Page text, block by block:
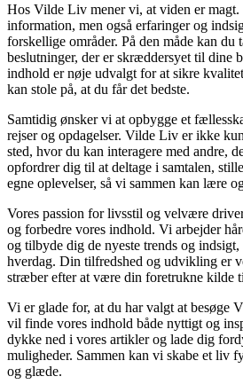
Hos Vilde Liv mener vi, at viden er
information, men også erfaringer og
forskellige områder. På den måde kan du
beslutninger, der er skræddersyet til dine
indhold er nøje udvalgt for at sikre
kan stole på, at du får det bedste.
Samtidig ønsker vi at opbygge et
rejser og opdagelser. Vilde Liv er ikke
sted, hvor du kan interagere med andre,
opfordrer dig til at deltage i samtalen,
egne oplevelser, så vi sammen kan lære
Vores passion for livsstil og velvære
og forbedre vores indhold. Vi arbejder
og tilbyde dig de nyeste trends og
hverdag. Din tilfredshed og udvikling er
stræber efter at være din foretrukne kilde
Vi er glade for, at du har valgt at besøge
vil finde vores indhold både nyttigt og
dykke ned i vores artikler og lade dig
muligheder. Sammen kan vi skabe et liv
og glæde.